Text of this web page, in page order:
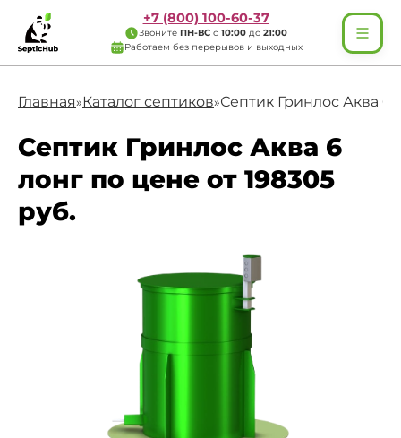
+7 (800) 100-60-37
Звоните ПН-ВС с 10:00 до 21:00
Работаем без перерывов и выходных
Главная»Каталог септиков»Септик Гринлос Аква 6
Септик Гринлос Аква 6
лонг по цене от 198305
руб.